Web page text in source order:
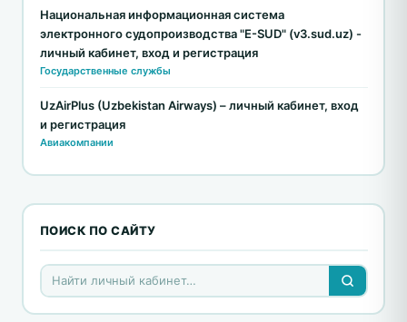
Национальная информационная система
электронного судопроизводства "E-SUD" (v3.sud.uz) -
личный кабинет, вход и регистрация
Государственные службы
UzAirPlus (Uzbekistan Airways) – личный кабинет, вход
и регистрация
Авиакомпании
ПОИСК ПО САЙТУ